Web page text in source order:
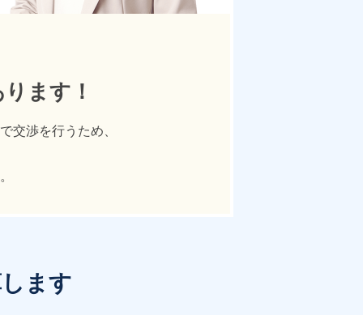
ます！
で交渉を行うため、
ます